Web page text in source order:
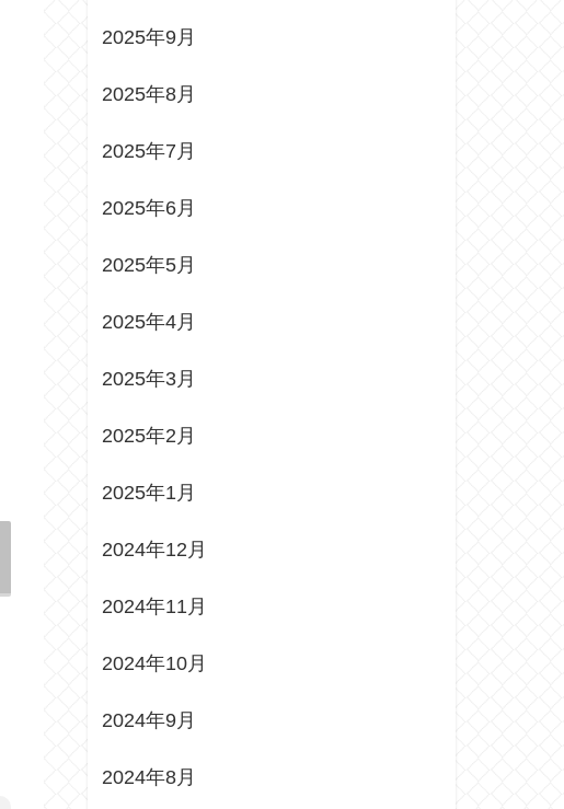
2025年9月
2025年8月
2025年7月
2025年6月
2025年5月
2025年4月
2025年3月
2025年2月
2025年1月
2024年12月
2024年11月
2024年10月
2024年9月
2024年8月